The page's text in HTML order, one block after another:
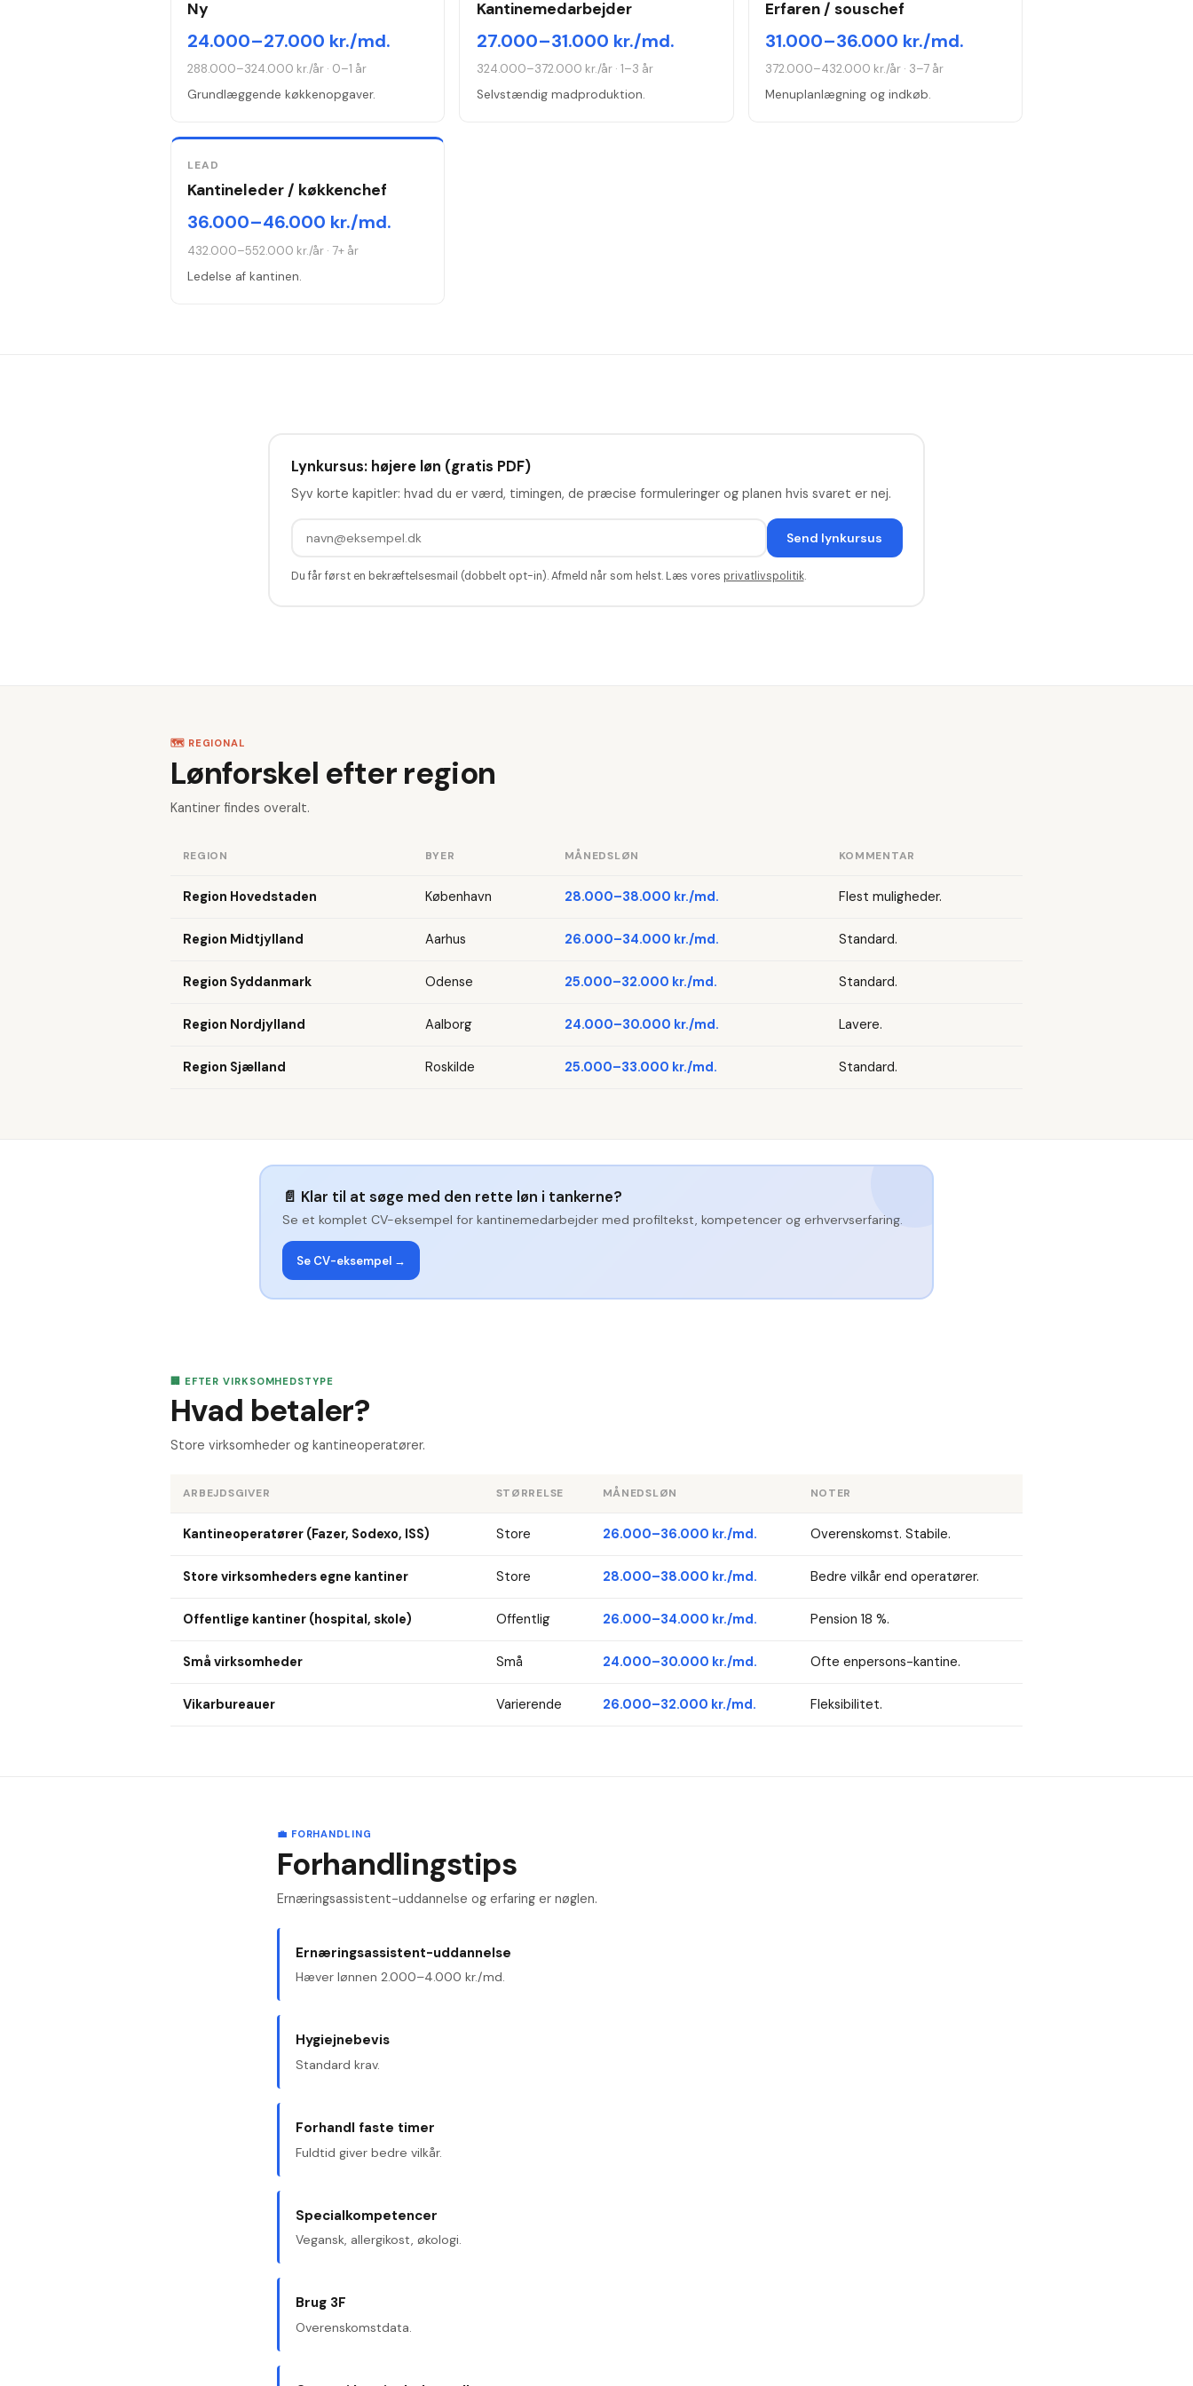
Ny
24.000–27.000 kr./md.
288.000–324.000 kr./år · 0–1 år
Grundlæggende køkkenopgaver.
Kantinemedarbejder
27.000–31.000 kr./md.
324.000–372.000 kr./år· 1–3 år
Selvstændig madproduktion.
Erfaren / souschef
31.000–36.000 kr./md.
372.000–432.000 kr./år · 3–7 år
Menuplanlægning og indkøb.
LEAD
Kantineleder / køkkenchef
36.000–46.000 kr./md.
432.000–552.000 kr./år · 7+ år
Ledelse af kantinen.
Lynkursus: højere løn (gratis PDF)
Syv korte kapitler: hvad du er værd, timingen, de præcise formuleringer og planen hvis svaret er nej.
Send lynkursus
Du får først en bekræftelsesmail (dobbelt opt-in). Afmeld når som helst. Læs vores privatlivspolitik.
🗺️ REGIONAL
Lønforskel efter region
Kantiner findes overalt.
REGION BYER MÅNEDSLØN KOMMENTAR
Region Hovedstaden København 28.000–38.000 kr./md. Flest muligheder.
Region Midtjylland Aarhus 26.000–34.000 kr./md. Standard.
Region Syddanmark Odense 25.000–32.000 kr./md. Standard.
Region Nordjylland Aalborg 24.000–30.000 kr./md. Lavere.
Region Sjælland Roskilde 25.000–33.000 kr./md. Standard.
📄 Klar til at søge med den rette løn i tankerne?
Se et komplet CV-eksempel for kantinemedarbejdermed profiltekst, kompetencer og erhvervserfaring.
Se CV-eksempel →
🏢 EFTER VIRKSOMHEDSTYPE
Hvad betaler?
Store virksomheder og kantineoperatører.
ARBEJDSGIVER STØRRELSE MÅNEDSLØN NOTER
Kantineoperatører (Fazer, Sodexo, ISS) Store 26.000–36.000 kr./md. Overenskomst. Stabile.
Store virksomheders egne kantiner Store 28.000–38.000 kr./md. Bedre vilkår end operatører.
Offentlige kantiner (hospital, skole) Offentlig 26.000–34.000 kr./md. Pension 18 %.
Små virksomheder Små 24.000–30.000 kr./md. Ofte enpersons-kantine.
Vikarbureauer Varierende 26.000–32.000 kr./md. Fleksibilitet.
💼 FORHANDLING
Forhandlingstips
Ernæringsassistent-uddannelse og erfaring er nøglen.
Ernæringsassistent-uddannelse
Hæver lønnen 2.000–4.000 kr./md.
Hygiejnebevis
Standard krav.
Forhandl faste timer
Fuldtid giver bedre vilkår.
Specialkompetencer
Vegansk, allergikost, økologi.
Brug 3F
Overenskomstdata.